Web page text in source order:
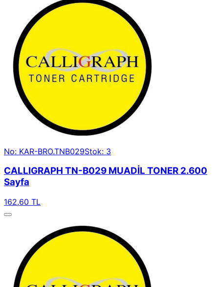
No: KAR-BRO.TNB029Stok: 3
CALLIGRAPH TN-B029 MUADİL TONER 2.600
Sayfa
162,60 TL